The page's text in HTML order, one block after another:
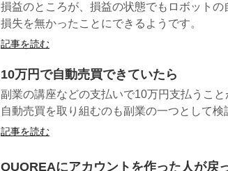
損益のところが、損益の状態でもロボット
損失を無かったことにできるようです。
記事を読む
10万円で自動売買できていたら
副業の講座などの支払いで10万円支払うこ
自動売買を取り組むのも副業の一つとして検
記事を読む
QUOREAにアカウントを作った人が戻